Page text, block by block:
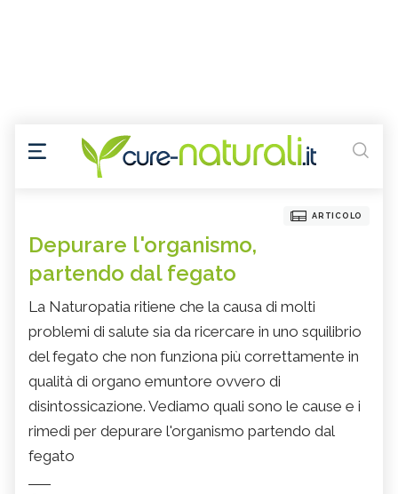
ARTICOLO
Depurare l'organismo,
partendo dal fegato
La Naturopatia ritiene che la causa di molti
problemi di salute sia da ricercare in uno squilibrio
del fegato che non funziona più correttamente in
qualità di organo emuntore ovvero di
disintossicazione. Vediamo quali sono le cause e i
rimedi per depurare l'organismo partendo dal
fegato